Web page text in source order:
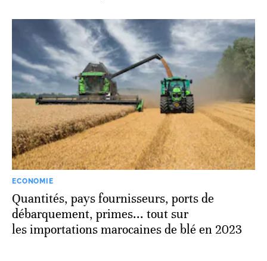
ECONOMIE
Quantités, pays fournisseurs, ports de
débarquement, primes... tout sur
les importations marocaines de blé en 2023